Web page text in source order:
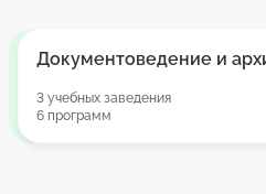
Документоведение и
3 учебных заведения
6 программ